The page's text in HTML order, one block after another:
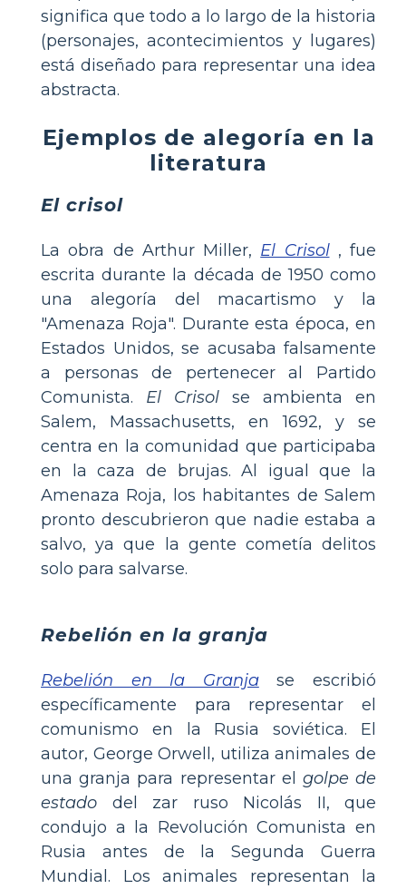
significa que todo a lo largo de la historia
(personajes, acontecimientos y lugares)
está diseñado para representar una idea
abstracta.
Ejemplos de alegoría en la
literatura
El crisol
La obra de Arthur Miller, El Crisol, fue
escrita durante la década de 1950 como
una alegoría del macartismo y la
"Amenaza Roja". Durante esta época, en
Estados Unidos, se acusaba falsamente
a personas de pertenecer al Partido
Comunista. El Crisol se ambienta en
Salem, Massachusetts, en 1692, y se
centra en la comunidad que participaba
en la caza de brujas. Al igual que la
Amenaza Roja, los habitantes de Salem
pronto descubrieron que nadie estaba a
salvo, ya que la gente cometía delitos
solo para salvarse.
Rebelión en la granja
Rebelión en la Granjase escribió
específicamente para representar el
comunismo en la Rusia soviética. El
autor, George Orwell, utiliza animales de
una granja para representar el golpe de
estado del zar ruso Nicolás II, que
condujo a la Revolución Comunista en
Rusia antes de la Segunda Guerra
Mundial. Los animales representan la